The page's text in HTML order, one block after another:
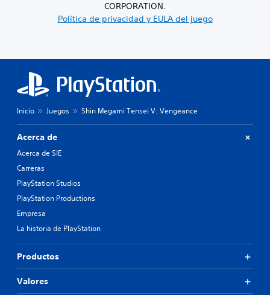
CORPORATION.
Política de privacidad y EULA del juego
Inicio Juegos Shin Megami Tensei V: Vengeance
Acerca de
Acerca de SIE
Carreras
PlayStation Studios
PlayStation Productions
Empresa
La historia de PlayStation
Productos
Valores